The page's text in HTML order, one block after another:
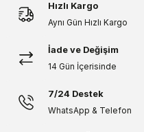
Hızlı Kargo
Aynı Gün Hızlı Kargo
İade ve Değişim
14 Gün İçerisinde
7/24 Destek
WhatsApp & Telefon